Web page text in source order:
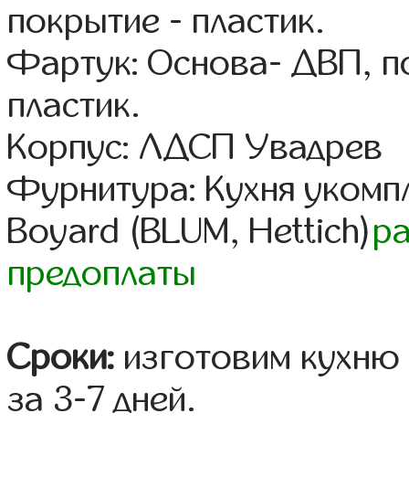
покрытие - пластик.
Фартук: Основа- ДВП,
пластик.
Корпус: ЛДСП Увадрев
Фурнитура: Кухня
Boyard (BLUM, Hettich)
предоплаты
Сроки: изготовим
за 3-7 дней.